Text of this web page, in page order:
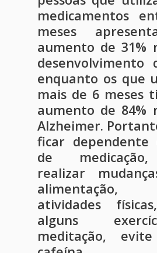
medicamentos
meses
aumento de 31%
desenvolvimento
enquanto os que
mais de 6 meses
aumento de 84%
Alzheimer.
ficar dependente
de
realizar
alimentação,
atividades
alguns
meditação,